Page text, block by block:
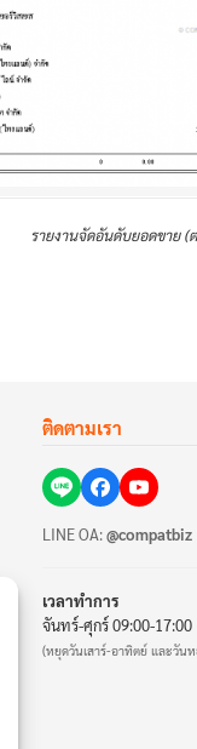
รายงานจัดอันดับยอดขาย (
ติดตามเรา
LINE OA:@compatbiz
เวลาทำการ
จันทร์-ศุกร์ 09:00-17:00
(หยุดวันเสาร์-อาทิตย์ และวันห